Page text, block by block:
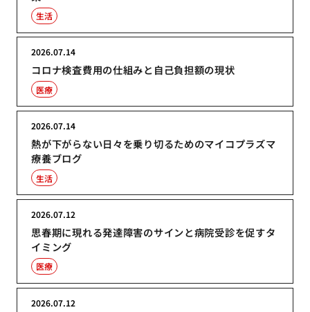
生活
コロナ検査費用の仕組みと自己負担額の現状
2026.07.14
医療
熱が下がらない日々を乗り切るためのマイコプラズマ
療養ブログ
2026.07.14
生活
思春期に現れる発達障害のサインと病院受診を促すタ
イミング
2026.07.12
医療
2026.07.12